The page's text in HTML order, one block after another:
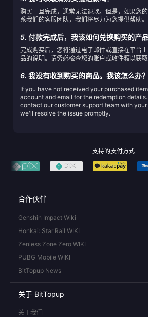
购买一旦完成，通常无法退款。但是，如果您
系我们的客服团队，我们将尽力为您提供帮助。
5. 付款完成后，我该如何兑换购买的产品
完成购买后，您将通过电子邮件或直接在平台
品的说明。请务必检查您的账户或收件箱以获取
6. 我没有收到购买的商品。我该怎么办？
If you have not received your purchased
account and email for the redemption details.
contact our customer support team with
we'll resolve the issue promptly.
支持的支付方式
合作伙伴
Genshin Impact Wiki
Honkai: Star Rail WIKI
Zenless Zone Zero WIKI
PUBG Mobile WIKI
BitTopup News
关于 BitTopup
关于我们